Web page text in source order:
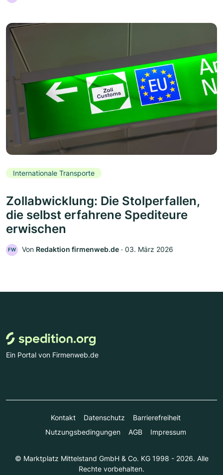
Internationale Transporte
Zollabwicklung: Die Stolperfallen,
die selbst erfahrene Spediteure
erwischen
FW Von Redaktion firmenweb.de ‧ 03. März 2026
Ein Portal von Firmenweb.de
Kontakt Datenschutz
Barrierefreiheit
Nutzungsbedingungen
AGB Impressum
© Marktplatz Mittelstand GmbH & Co. KG 1998 - 2026. Alle
Rechte vorbehalten.